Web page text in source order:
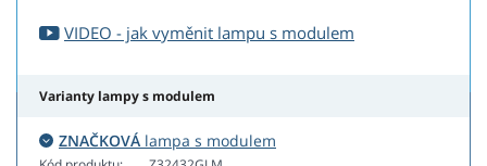
VIDEO - jak vyměnit lampu s modulem
Varianty lampy s modulem
ZNAČKOVÁ lampa s modulem